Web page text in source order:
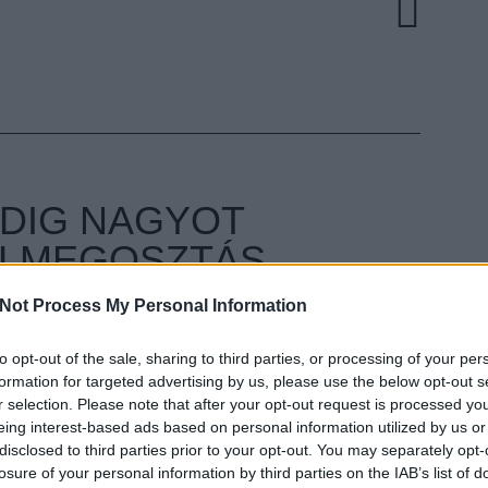
Process My Personal Information
opt-out of the sale, sharing to third parties, or processing of your
for targeted advertising by us, please use the below opt-out
selection. Please note that after your opt-out request is processed
interest-based ads based on personal information utilized by us
to third parties prior to your opt-out. You may separately
of your personal information by third parties on the IAB’s list of
NAGYOT
a Lángoló!
, ahol az eddigieknél jóval több tartalom vár!
EZT